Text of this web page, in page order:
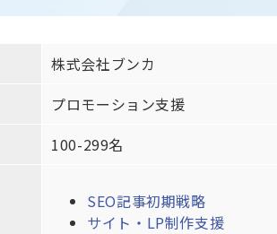
株式会社ブンカ
プロモーション支援
100-299名
SEO記事初期戦略
サイト・LP制作支援